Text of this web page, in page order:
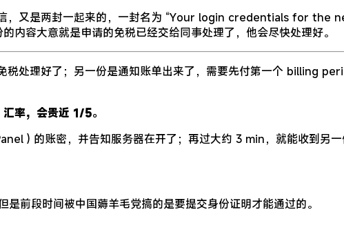
，又是两封一起来的，一封名为 “Your login credentials for
内容大意就是申请的免税已经交给同事处理了，他会尽快处理好。
税处理好了；另一份是通知账单出来了，需要先付第一个 billing
率，会贵近 1/5。
) 的账密，并告知服务器在开了；再过大约 3 min，就能收到另
前段时间被中国薅羊毛党搞的是要提交身份证明才能通过的。